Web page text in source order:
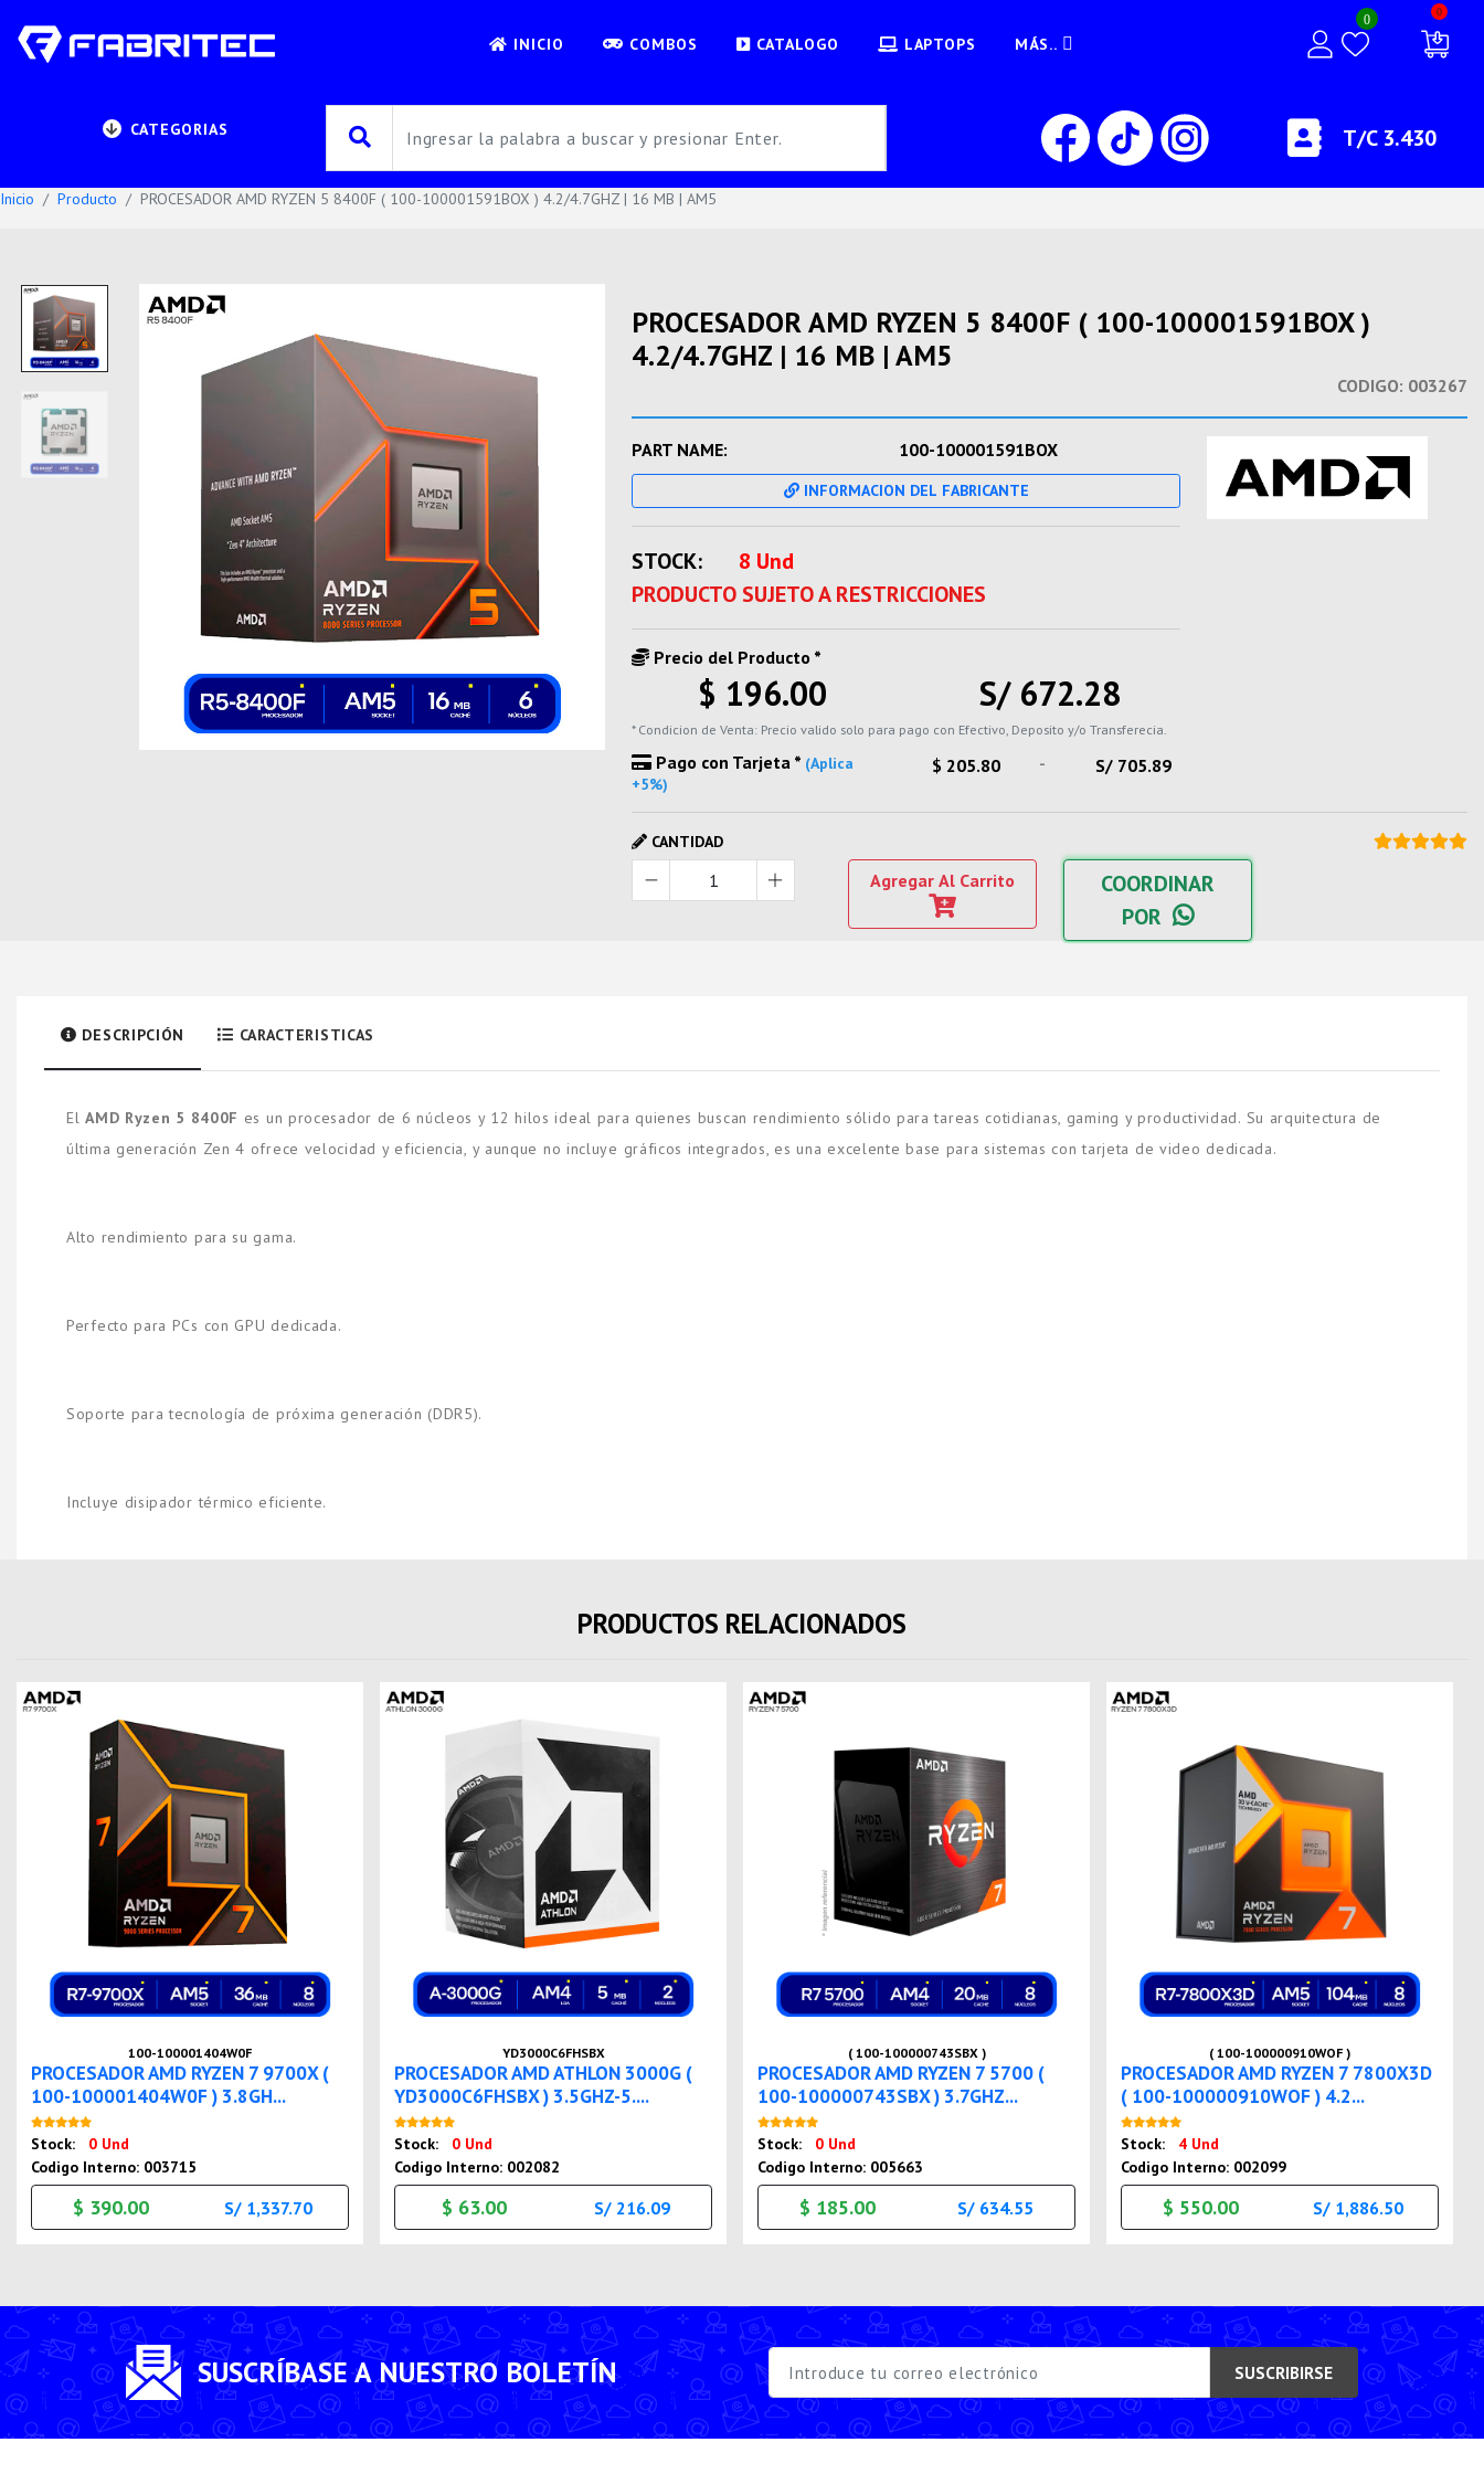
INICIO COMBOS CATALOGO LAPTOPS MÁS..
0
0
CATEGORIAS T/C 3.430
Inicio Producto PROCESADOR AMD RYZEN 5 8400F ( 100-100001591BOX ) 4.2/4.7GHZ | 16 MB | AM5
PROCESADOR AMD RYZEN 5 8400F ( 100-100001591BOX )
4.2/4.7GHZ | 16 MB | AM5
CODIGO: 003267
PART NAME: 100-100001591BOX
INFORMACION DEL FABRICANTE
STOCK:
8 Und
PRODUCTO SUJETO A RESTRICCIONES
Precio del Producto *
$ 196.00 S/ 672.28
* Condicion de Venta: Precio valido solo para pago con Efectivo, Deposito y/o Transferecia.
Pago con Tarjeta * (Aplica
+5%)
$ 205.80 - S/ 705.89
CANTIDAD
Agregar Al Carrito
COORDINAR
POR
DESCRIPCIÓN CARACTERISTICAS
ElAMD Ryzen 5 8400F es un procesador de 6 núcleos y 12 hilos ideal para quienes buscan rendimiento sólido para tareas cotidianas, gaming y productividad. Su arquitectura de
última generación Zen 4 ofrece velocidad y eficiencia, y aunque no incluye gráficos integrados, es una excelente base para sistemas con tarjeta de video dedicada.
Alto rendimiento para su gama.
Perfecto para PCs con GPU dedicada.
Soporte para tecnología de próxima generación (DDR5).
Incluye disipador térmico eficiente.
PRODUCTOS RELACIONADOS
100-100001404W0F
PROCESADOR AMD RYZEN 7 9700X (
100-100001404W0F ) 3.8GH...
Stock:
0 Und
Codigo Interno: 003715
$ 390.00 S/ 1,337.70
YD3000C6FHSBX
PROCESADOR AMD ATHLON 3000G (
YD3000C6FHSBX ) 3.5GHZ-5....
Stock:
0 Und
Codigo Interno: 002082
$ 63.00 S/ 216.09
( 100-100000743SBX )
PROCESADOR AMD RYZEN 7 5700 (
100-100000743SBX ) 3.7GHZ...
Stock:
0 Und
Codigo Interno: 005663
$ 185.00 S/ 634.55
( 100-100000910WOF )
PROCESADOR AMD RYZEN 7 7800X3D
( 100-100000910WOF ) 4.2...
Stock:
4 Und
Codigo Interno: 002099
$ 550.00 S/ 1,886.50
SUSCRÍBASE A NUESTRO BOLETÍN SUSCRIBIRSE